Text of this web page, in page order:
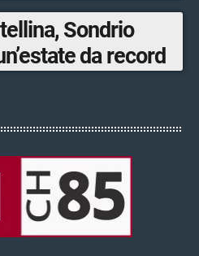
Sondrio
da record